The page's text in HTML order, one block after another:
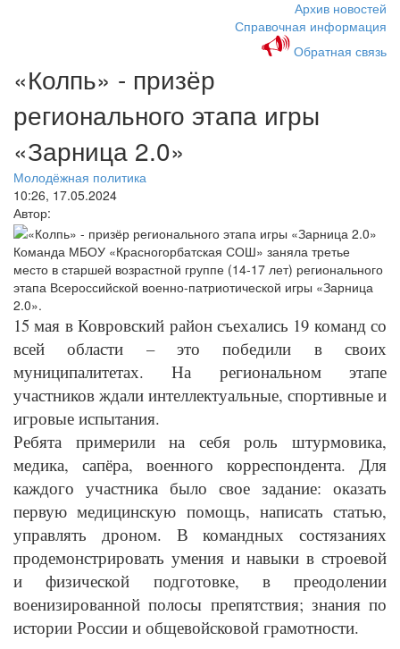
Архив новостей
Справочная информация
Обратная связь
«Колпь» - призёр
регионального этапа игры
«Зарница 2.0»
Молодёжная политика
10:26, 17.05.2024
Автор:
Команда МБОУ «Красногорбатская СОШ» заняла третье
место в старшей возрастной группе (14-17 лет) регионального
этапа Всероссийской военно-патриотической игры «Зарница
2.0».
15 мая в Ковровский район съехались 19 команд со
всей области – это победили в своих
муниципалитетах. На региональном этапе
участников ждали интеллектуальные, спортивные и
игровые испытания.
Ребята примерили на себя роль штурмовика,
медика, сапёра, военного корреспондента. Для
каждого участника было свое задание: оказать
первую медицинскую помощь, написать статью,
управлять дроном. В командных состязаниях
продемонстрировать умения и навыки в строевой
и физической подготовке, в преодолении
военизированной полосы препятствия; знания по
истории России и общевойсковой грамотности.